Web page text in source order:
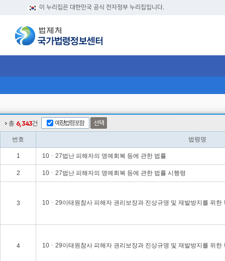
이 누리집은 대한민국 공식 전자정부 누리집입니다.
총 6,343건 예정법령포함 선택
번호 법령명
1 10ㆍ27법난 피해자의 명예회복 등에 관한 법률
2 10ㆍ27법난 피해자의 명예회복 등에 관한 법률 시행령
3 10ㆍ29이태원참사 피해자 권리보장과 진상규명 및 재발방지를 위한
4 10ㆍ29이태원참사 피해자 권리보장과 진상규명 및 재발방지를 위한